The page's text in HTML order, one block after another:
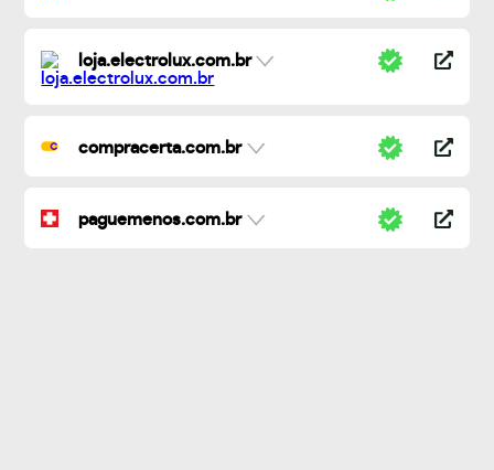
loja.electrolux.com.br
compracerta.com.br
paguemenos.com.br